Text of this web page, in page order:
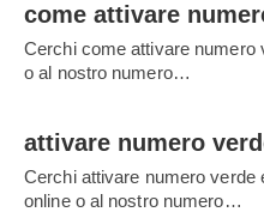
come attivare
Cerchi come attivare numero
o al nostro numero…
attivare numero
Cerchi attivare numero verde
online o al nostro numero…